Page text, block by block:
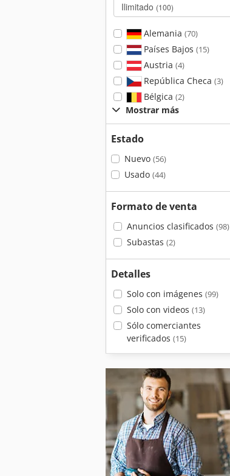
Ilimitado (100)
Alemania (70)
Países Bajos (15)
Austria (4)
República Checa (3)
Bélgica (2)
Mostrar más
Estado
Nuevo (56)
Usado (44)
Formato de venta
Anuncios clasificados (98)
Subastas (2)
Detalles
Solo con imágenes (99)
Solo con videos (13)
Sólo comerciantes
verificados (15)